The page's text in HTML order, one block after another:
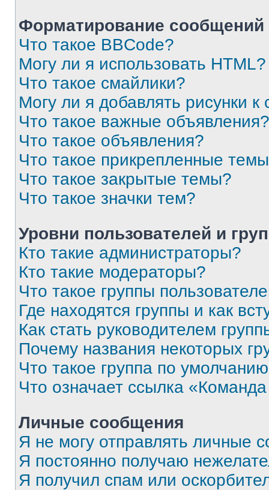
Форматирование
Что такое BBCode?
Могу ли я использовать HTML?
Что такое смайлики?
Могу ли я добавлять рисунки
Что такое важные объявления?
Что такое объявления?
Что такое прикрепленные
Что такое закрытые темы?
Что такое значки тем?
Уровни пользователей и
Кто такие администраторы?
Кто такие модераторы?
Что такое группы
Где находятся группы и как
Как стать руководителем
Почему названия некоторых
Что такое группа по
Что означает ссылка
Личные сообщения
Я не могу отправлять личные
Я постоянно получаю
Я получил спам или